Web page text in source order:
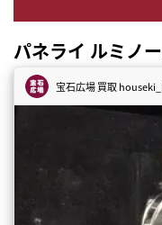
パネライ ルミノ
宝石広場 買取